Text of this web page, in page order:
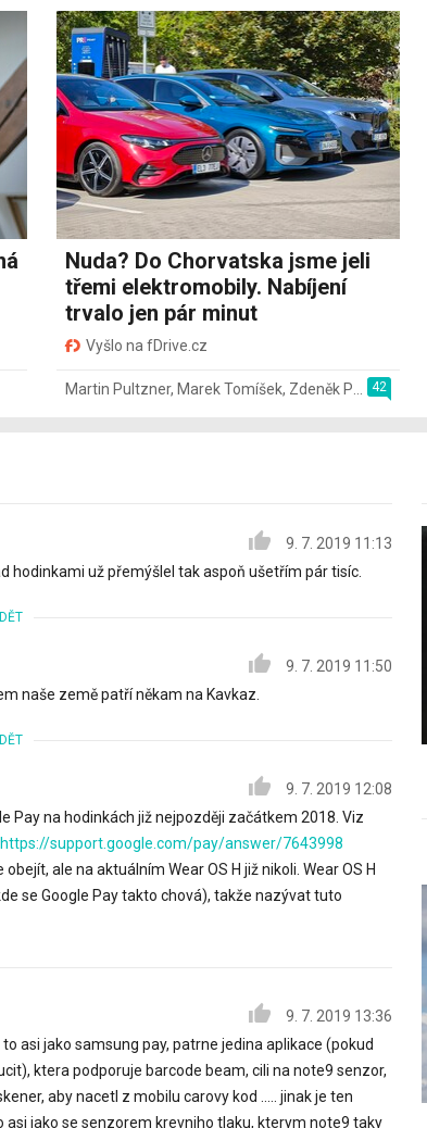
Nuda? Do Chorvatska jsme jeli
třemi elektromobily. Nabíjení
trvalo jen pár minut
Vyšlo na fDrive.cz
42
Martin Pultzner, Marek Tomíšek, Zdeněk Pečený
9. 7. 2019 11:13
hodinkami už přemýšlel tak aspoň ušetřím pár tisíc.
9. 7. 2019 11:50
naše země patří někam na Kavkaz.
9. 7. 2019 12:08
Pay na hodinkách již nejpozději začátkem 2018. Viz
https://support.google.com/pay/answer/7643998
ale na aktuálním Wear OS H již nikoli. Wear OS H
se Google Pay takto chová), takže nazývat tuto
9. 7. 2019 13:36
asi jako samsung pay, patrne jedina aplikace (pokud
ktera podporuje barcode beam, cili na note9 senzor,
aby nacetl z mobilu carovy kod ..... jinak je ten
asi jako se senzorem krevniho tlaku, kterym note9 taky